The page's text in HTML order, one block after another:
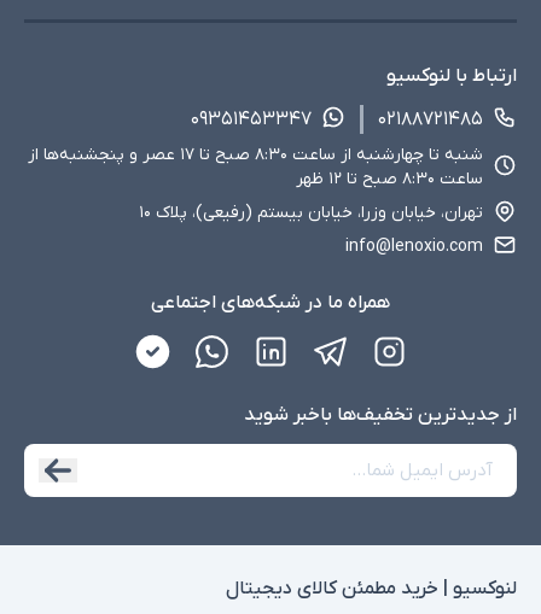
ارتباط با لنوکسیو
۰۲۱۸۸۷۲۱۴۸۵
۰۹۳۵۱۴۵۳۳۴۷
شنبه تا چهارشنبه از ساعت ۸:۳۰ صبح تا ۱۷ عصر و پنجشنبه‌ها از
ساعت ۸:۳۰ صبح تا ۱۲ ظهر
تهران، خیابان وزرا، خیابان بیستم (رفیعی)، پلاک ۱۰
info@lenoxio.com
همراه ما در شبکه‌های اجتماعی
از جدید‌ترین تخفیف‌ها با‌خبر شوید
لنوکسیو | خرید مطمئن کالای دیجیتال